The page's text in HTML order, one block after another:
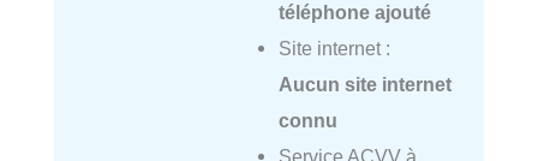
téléphone ajouté
Site internet :
Aucun site internet
connu